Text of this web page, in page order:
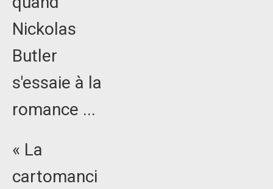
Nickolas
Butler
s'essaie à la
romance ...
« La
cartomanci